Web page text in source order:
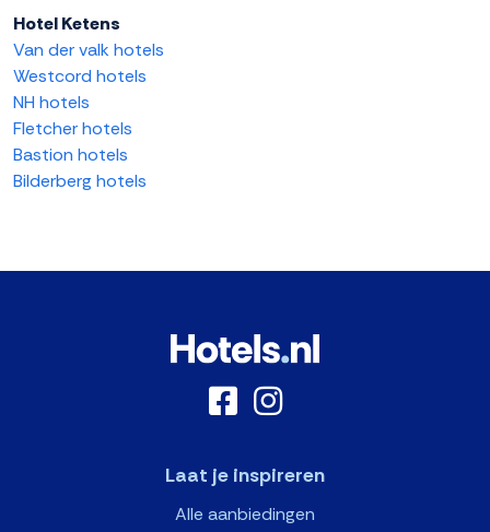
Hotel Ketens
Van der valk hotels
Westcord hotels
NH hotels
Fletcher hotels
Bastion hotels
Bilderberg hotels
Laat je inspireren
Alle aanbiedingen